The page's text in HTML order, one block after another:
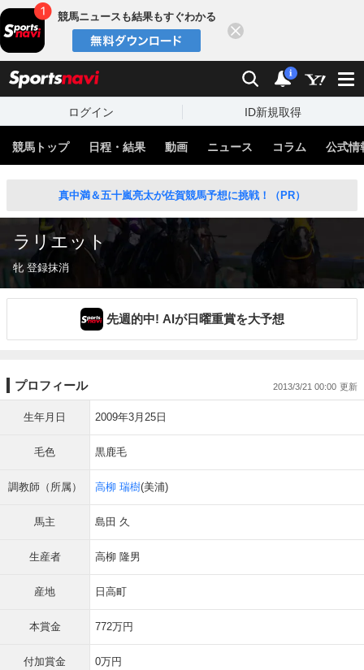
競馬ニュースも結果もすぐわかる
検索 通知
i
ログイン ID新規取得
競馬トップ 日程・結果 動画 ニュース コラム 公式情
真中満＆五十嵐亮太が佐賀競馬予想に挑戦！（PR）
ラリエット
牝 登録抹消
先週的中! AIが日曜重賞を大予想
プロフィール 2013/3/21 00:00
生年月日 2009年3月25日
毛色 黒鹿毛
調教師（所属） 高柳 瑞樹(美浦)
馬主 島田 久
生産者 高柳 隆男
産地 日高町
本賞金 772万円
付加賞金 0万円